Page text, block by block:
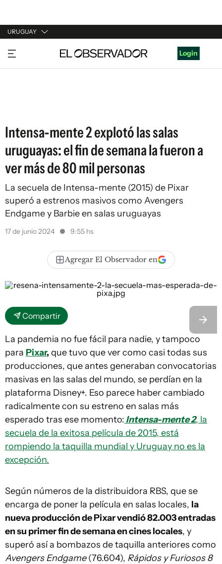
URUGUAY
URUGUAY
ARGENTINA
Login
Intensa-mente 2 explotó las salas
uruguayas: el fin de semana la fueron a
ver más de 80 mil personas
La secuela de Intensa-mente (2015) de Pixar
superó a estrenos masivos como Avengers
Endgame y Barbie en salas uruguayas
17 de junio 2024 9:55 hs
Agregar El Observador en
Compartir
La pandemia no fue fácil para nadie, y tampoco
para Pixar, que tuvo que ver como casi todas sus
producciones, que antes generaban convocatorias
masivas en las salas del mundo, se perdían en la
plataforma Disney+. Eso parece haber cambiado
radicalmente con su estreno en salas más
esperado tras ese momento: Intensa-mente 2, la
secuela de la exitosa película de 2015, está
rompiendo la taquilla mundial y Uruguay no es la
excepción.
Según números de la distribuidora RBS, que se
encarga de poner la película en salas locales, la
nueva producción de Pixar vendió 82.003 entradas
en su primer fin de semana en cines locales, y
superó así a bombazos de taquilla anteriores como
Avengers Endgame(76.604), Rápidos y Furiosos 8